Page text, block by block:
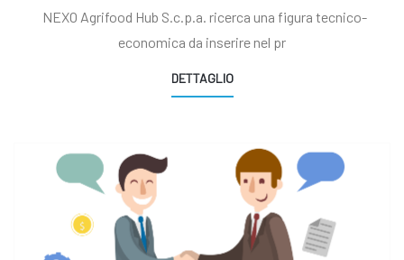
NEXO Agrifood Hub S.c.p.a. ricerca una figura tecnico-
economica da inserire nel pr
DETTAGLIO